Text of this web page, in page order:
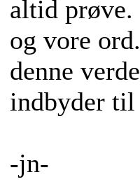
altid
og vore
denne
indbyder til
-jn-